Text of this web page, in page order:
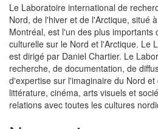
Le Laboratoire international de
Nord, de l'hiver et de l'Arctique, situé
Montréal, est l'un des plus importants
culturelle sur le Nord et l'Arctique. Le
est dirigé par Daniel Chartier. Le
recherche, de documentation, de
d'expertise sur l'imaginaire du Nord
littérature, cinéma, arts visuels et
relations avec toutes les cultures